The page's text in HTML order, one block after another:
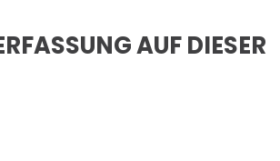
AUF DIESER